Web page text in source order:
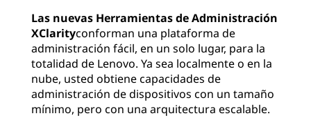
Las nuevas Herramientas de Administración
XClarityconforman una plataforma de
administración fácil, en un solo lugar, para la
totalidad de Lenovo. Ya sea localmente o en la
nube, usted obtiene capacidades de
administración de dispositivos con un tamaño
mínimo, pero con una arquitectura escalable.